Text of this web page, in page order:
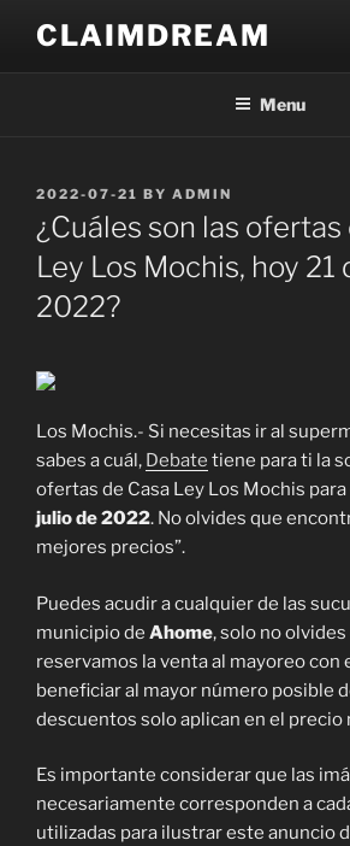
content
CLAIMDREAM
Menu
POSTED
ON
2022-07-21 BY ADMIN
¿Cuáles son las ofertas
Ley Los Mochis, hoy 21
2022?
Los Mochis.- Si necesitas ir al
sabes a cuál, Debate tiene para ti la
ofertas de Casa Ley Los Mochis
julio de 2022. No olvides que
mejores precios”.
Puedes acudir a cualquier de las
municipio de Ahome, solo no
reservamos la venta al mayoreo con
beneficiar al mayor número posible
descuentos solo aplican en el precio
Es importante considerar que las
necesariamente corresponden a
utilizadas para ilustrar este anuncio